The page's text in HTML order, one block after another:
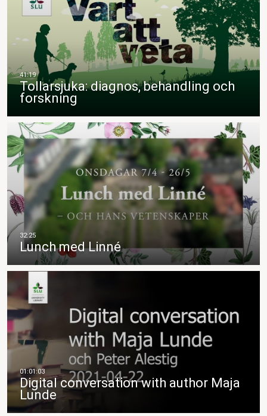
Tollarsjuka: diagnos, behandling och
forskning
Lunch med Linné
Digital conversation with author Maja
Lunde